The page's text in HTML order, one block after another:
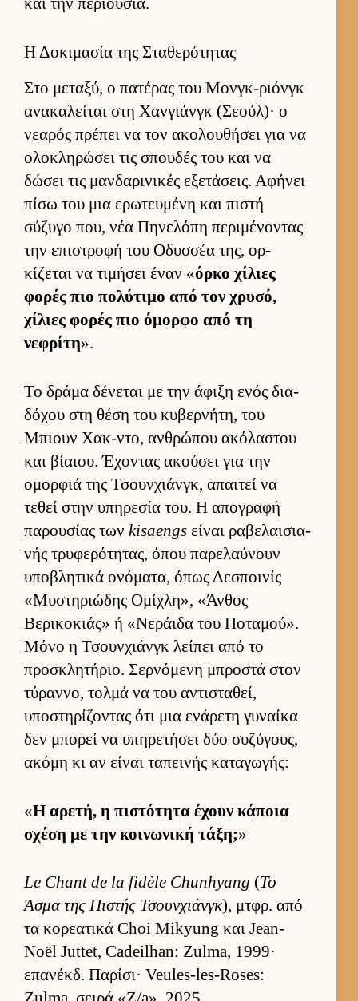
Η Δοκιμασία της Σταθερότητας
Στο μεταξύ, ο πατέρας του Μον­γκ-ριόνγκ
ανακαλεί­ται στη Χαν­γιάνγκ (Σεού­λ)· ο
νεαρός πρέπει να τον ακολου­θήσει για να
ολοκληρώσει τις σπου­δές του και να
δώσει τις μαν­δαρινικές εξετάσεις. Αφήνει
πίσω του μια ερωτευ­μένη και πιστή
σύζυγο που, νέα Πηνελόπη περιμένοντας
την επιστροφή του Οδυσ­σέα της, ορ­
κίζεται να τιμήσει έναν «όρκο χίλιες
φορές πιο πολύτιμο από τον χρυσό,
χίλιες φορές πιο όμορφο από τη
νεφρίτη».
Το δράμα δένεται με την άφιξη ενός δια­
δόχου στη θέση του κυβερ­νήτη, του
Μπιουν Χακ-ντο, αν­θρώπου ακόλαστου
και βίαιου. Έχοντας ακού­σει για την
ομορ­φιά της Τσουν­χιάν­γκ, απαι­τεί να
τεθεί στην υπηρεσία του. Η απογραφή
παρου­σίας των kisaengs εί­ναι ραβελαι­σια­
νής τρυφερότητας, όπου παρελαύ­νουν
υποβλητικά ονόματα, όπως Δεσποι­νίς
«Μυστηριώδης Ομίχλη», «Άν­θος
Βερικοκιάς» ή «Νεράιδα του Ποταμού».
Μόνο η Τσουν­χιάνγκ λεί­πει από το
προσκλητήριο. Σερ­νόμενη μπροστά στον
τύραν­νο, τολμά να του αντισταθεί,
υποστηρίζοντας ότι μια ενάρετη γυναίκα
δεν μπορεί να υπηρετήσει δύο συζύγους,
ακόμη κι αν εί­ναι ταπει­νής καταγωγής:
«Η αρετή, η πιστότητα έχουν κάποια
σχέση με την κοι­νωνική τάξη;»
Le Chant de la fidèle Chunhyang (Το
Άσμα της Πιστής Τσουν­χιάνγκ), μτ­φρ. από
τα κορεατικά Choi Mikyung και Jean-
Noël Juttet, Cadeilhan: Zulma, 1999·
επανέκδ. Παρίσι· Veules-les-Roses: